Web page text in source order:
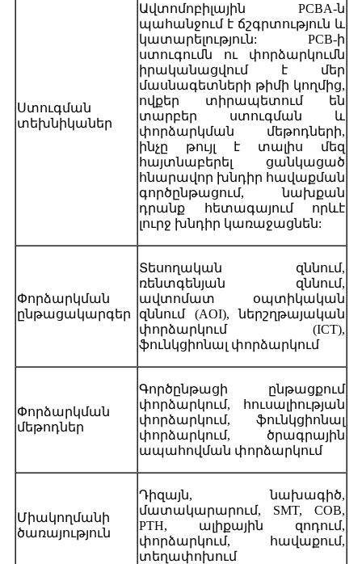
Ստուգման
տեխնիկաներ
Ավտոմոբիլային PCBA-ն
պահանջում է ճշգրտություն և
կատարելություն: PCB-ի
ստուգումն ու փորձարկումն
իրականացվում է մեր
մասնագետների թիմի կողմից,
ովքեր տիրապետում են
տարբեր ստուգման և
փորձարկման մեթոդների,
ինչը թույլ է տալիս մեզ
հայտնաբերել ցանկացած
հնարավոր խնդիր հավաքման
գործընթացում, նախքան
դրանք հետագայում որևէ
լուրջ խնդիր կառաջացնեն:
Փորձարկման
ընթացակարգեր
Տեսողական զննում,
ռենտգենյան զննում,
ավտոմատ օպտիկական
զննում (AOI), ներշղթայական
փորձարկում (ICT),
ֆունկցիոնալ փորձարկում
Փորձարկման
մեթոդներ
Գործընթացի ընթացքում
փորձարկում, հուսալիության
փորձարկում, ֆունկցիոնալ
փորձարկում, ծրագրային
ապահովման փորձարկում
Միակողմանի
ծառայություն
Դիզայն, նախագիծ,
մատակարարում, SMT, COB,
PTH, ալիքային զոդում,
փորձարկում, հավաքում,
տեղափոխում